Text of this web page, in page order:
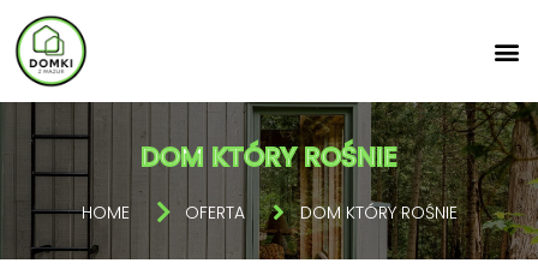
DOM KTÓRY ROŚNIE
HOME OFERTA DOM KTÓRY ROŚNIE